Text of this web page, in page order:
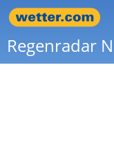
Regenradar